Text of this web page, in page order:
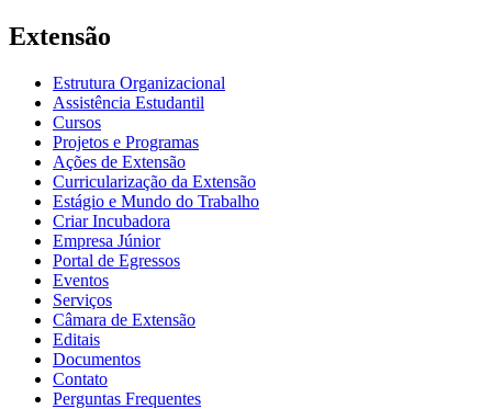
Extensão
Estrutura Organizacional
Assistência Estudantil
Cursos
Projetos e Programas
Ações de Extensão
Curricularização da Extensão
Estágio e Mundo do Trabalho
Criar Incubadora
Empresa Júnior
Portal de Egressos
Eventos
Serviços
Câmara de Extensão
Editais
Documentos
Contato
Perguntas Frequentes